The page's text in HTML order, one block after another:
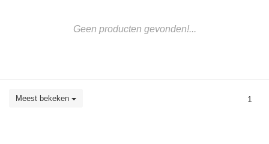
Geen producten gevonden!...
Meest bekeken 1